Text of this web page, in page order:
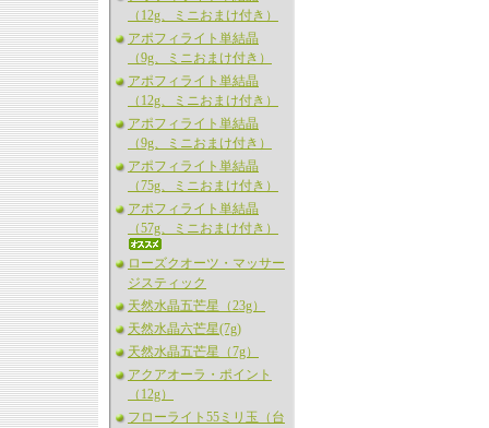
（12g、ミニおまけ付き）
アポフィライト単結晶
（9g、ミニおまけ付き）
アポフィライト単結晶
（12g、ミニおまけ付き）
アポフィライト単結晶
（9g、ミニおまけ付き）
アポフィライト単結晶
（75g、ミニおまけ付き）
アポフィライト単結晶
（57g、ミニおまけ付き）
ローズクオーツ・マッサー
ジスティック
天然水晶五芒星（23g）
天然水晶六芒星(7g)
天然水晶五芒星（7g）
アクアオーラ・ポイント
（12g）
フローライト55ミリ玉（台